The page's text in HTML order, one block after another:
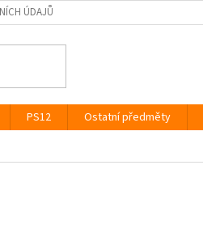
ÚDAJŮ
PS12 Ostatní předměty